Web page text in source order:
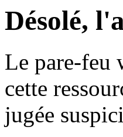
Désolé,
Le pare-feu
cette
jugée